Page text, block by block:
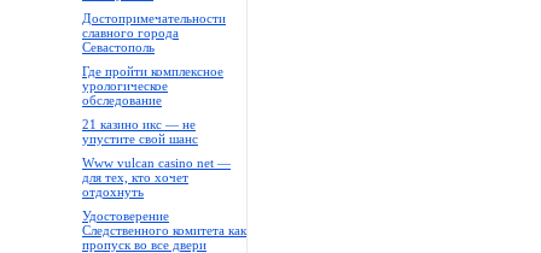
Достопримечательности
славного города
Севастополь
Где пройти комплексное
урологическое
обследование
21 казино икс — не
упустите свой шанс
Www vulcan casino net —
для тех, кто хочет
отдохнуть
Удостоверение
Следственного комитета как
пропуск во все двери